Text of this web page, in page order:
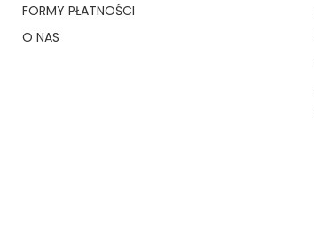
FORMY PŁATNOŚCI
O NAS